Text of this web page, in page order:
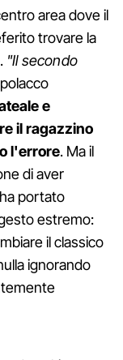
area dove il
trovare la
"Il secondo
e
il ragazzino
l'errore. Ma il
di aver
portato
estremo:
il classico
ignorando